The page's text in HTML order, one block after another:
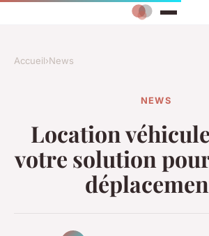
Accueil›News
NEWS
Location
votre solution